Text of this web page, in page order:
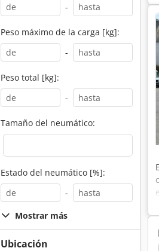
-
Peso máximo de la carga [kg]:
-
Peso total [kg]:
-
Tamaño del neumático:
Estado del neumático [%]:
-
Mostrar más
Ubicación